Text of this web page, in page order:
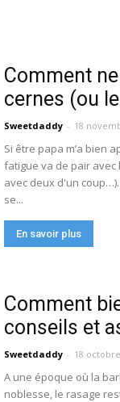
Comment
cernes (ou
Sweetdaddy - 18
Si être papa m’a bien
fatigue va de pair avec
avec deux d'un
se...
En savoir plus
Comment
conseils et
Sweetdaddy - 18
A une époque où la
noblesse, le rasage